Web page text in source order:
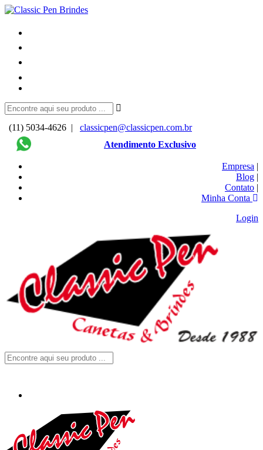
(11) 5034-4626 |
classicpen@classicpen.com.br
Atendimento Exclusivo
Empresa |
Blog |
Contato |
Minha Conta
Login